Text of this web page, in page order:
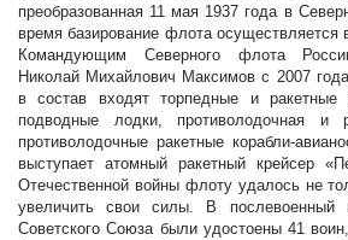
преобразованная 11 мая 1937 года в
время базирование флота осуществляется
Командующим Северного флота
Николай Михайлович Максимов с 2007
в состав входят торпедные и
подводные лодки, противолодочная и
противолодочные ракетные корабли-
выступает атомный ракетный крейсер
Отечественной войны флоту удалось не
увеличить свои силы. В послевоенный
Советского Союза были удостоены 41